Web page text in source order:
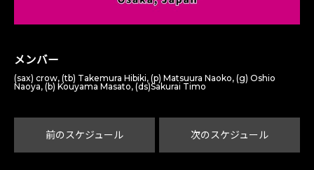
メンバー
(sax) crow, (tb) Takemura Hibiki, (p) Matsuura Naoko, (g) Oshio
Naoya, (b) Kouyama Masato, (ds)Sakurai Timo
前のスケジュール 次のスケジュール